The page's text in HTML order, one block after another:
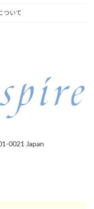
ついて
0021 Japan